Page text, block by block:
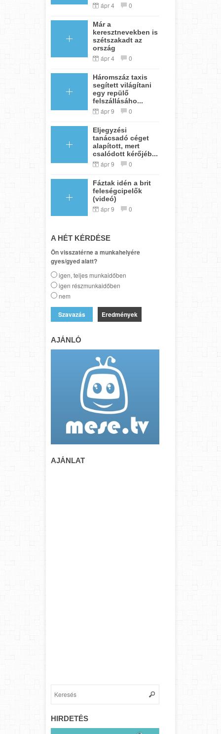
ápr 4 0
Már a
keresztnevekben is
szétszakadt az
ország
ápr 4 0
Háromszáz taxis
segített világítani
egy repülő
felszállásáho...
ápr 9 0
Eljegyzési
tanácsadó céget
alapított, mert
csalódott kérőjéb...
ápr 9 0
Fáztak idén a brit
feleségcipelők
(videó)
ápr 9 0
A HÉT KÉRDÉSE
Ön visszatérne a munkahelyére
gyes/gyed alatt?
igen, teljes munkaidőben
igen részmunkaidőben
nem
Eredmények
AJÁNLÓ
AJÁNLAT
HIRDETÉS